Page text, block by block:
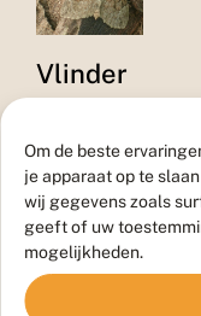
Om de beste
je apparaat op te
wij gegevens zoals
geeft of uw
mogelijkheden.
Vlinder